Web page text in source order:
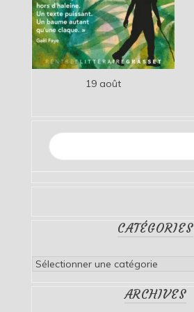
19 août
CATÉGORIES
Catégories
ARCHIVES